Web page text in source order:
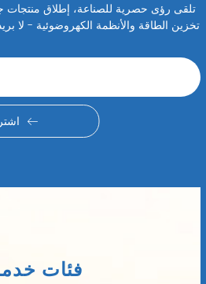
تلقى رؤى حصرية للصناعة، إطلاق منتجات
تخزين الطاقة والأنظمة الكهروضوئية - لا
فئات